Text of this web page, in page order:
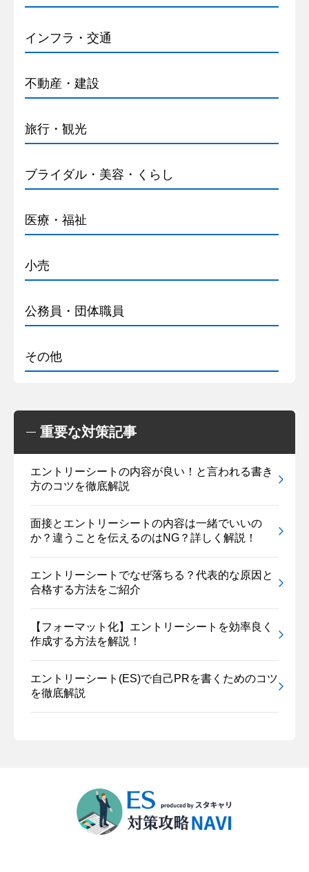
インフラ・交通
不動産・建設
旅行・観光
ブライダル・美容・くらし
医療・福祉
小売
公務員・団体職員
その他
重要な対策記事
エントリーシートの内容が良い！と言われる書き
方のコツを徹底解説
面接とエントリーシートの内容は一緒でいいの
か？違うことを伝えるのはNG？詳しく解説！
エントリーシートでなぜ落ちる？代表的な原因と
合格する方法をご紹介
【フォーマット化】エントリーシートを効率良く
作成する方法を解説！
エントリーシート(ES)で自己PRを書くためのコツ
を徹底解説